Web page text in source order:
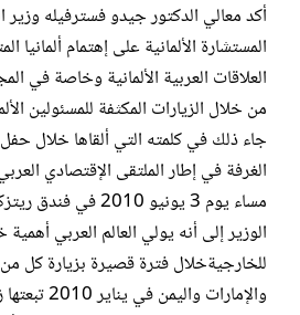
أكد معالي الدكتور جيدو فسترفيله وزير
المستشارة الألمانية على إهتمام ألمانيا
‏العلاقات العربية الألمانية وخاصة في
من خلال الزيارات المكثفة للمسئولين
جاء ذلك في كلمته التي ألقاها خلال حفل
الغرفة في إطار الملتقى الإقتصادي
مساء يوم 3 يونيو
الوزير إلى أنه يولي العالم ‏العربي
للخارجيةخلال فترة قصيرة بزيارة كل
والإمارات